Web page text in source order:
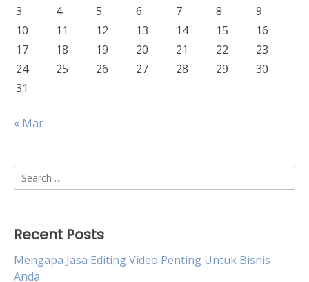
3
4 5 6 7 8
9
10
11 12 13 14 15
16
17
18 19 20 21 22
23
24
25 26 27 28 29
30
31
« Mar
Search
for:
Recent Posts
Mengapa Jasa Editing Video Penting Untuk Bisnis
Anda